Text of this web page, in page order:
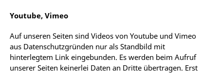
Youtube, Vimeo
Auf unseren Seiten sind Videos von Youtube und Vimeo
aus Datenschutzgründen nur als Standbild mit
hinterlegtem Link eingebunden. Es werden beim Aufruf
unserer Seiten keinerlei Daten an Dritte übertragen. Erst